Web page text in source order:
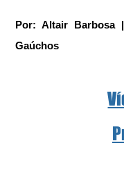
Por: Altair Barbosa
Gaúchos